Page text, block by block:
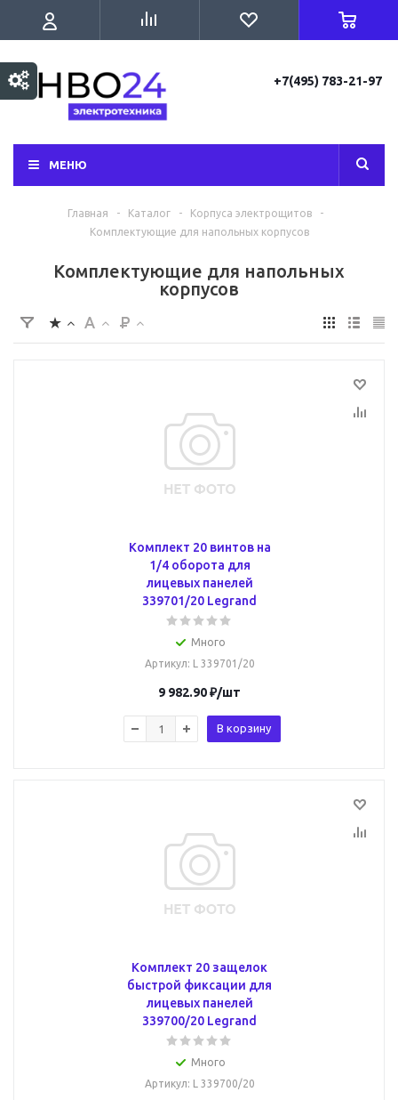
+7(495) 783-21-97
МЕНЮ
Главная - Каталог - Корпуса электрощитов
-
Комплектующие для напольных корпусов
Комплектующие для напольных
корпусов
Комплект 20 винтов на
1/4 оборота для
лицевых панелей
339701/20 Legrand
Много
Артикул: L 339701/20
9 982.90₽/шт
В корзину
Комплект 20 защелок
быстрой фиксации для
лицевых панелей
339700/20 Legrand
Много
Артикул: L 339700/20